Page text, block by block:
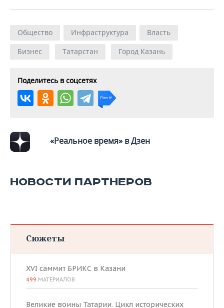
Общество Инфраструктура
Власть
Бизнес
Татарстан Город Казань
Поделитесь в соцсетях
«Реальное время» в Дзен
НОВОСТИ ПАРТНЕРОВ
Сюжеты
XVI саммит БРИКС в Казани
499 МАТЕРИАЛОВ
Великие воины Татарии. Цикл исторических